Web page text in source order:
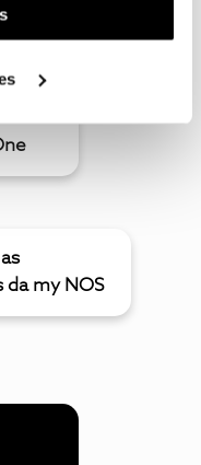
Pode gerir a
"Configurar
da my NOS